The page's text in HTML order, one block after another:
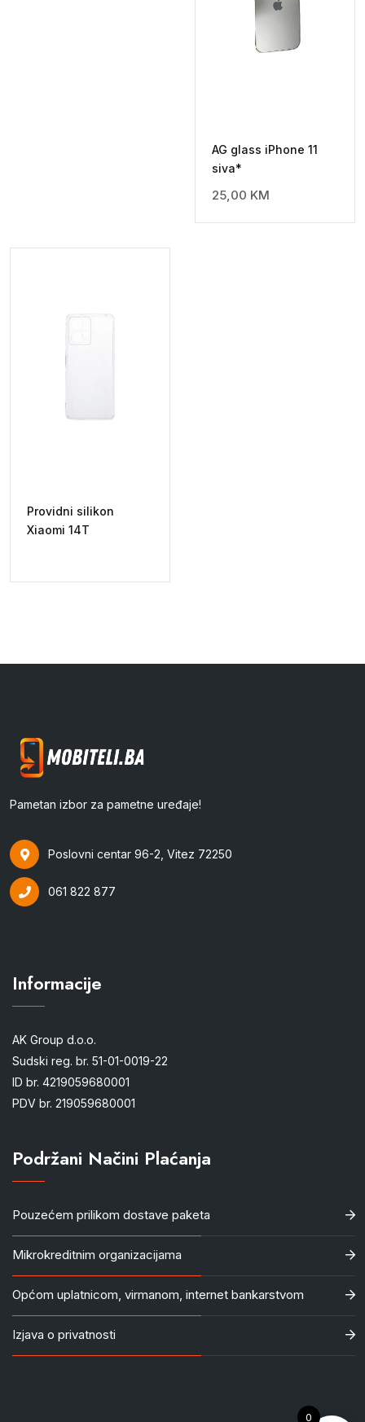
AG glass iPhone 11
siva*
25,00 KM
Providni silikon
Xiaomi 14T
Pametan izbor za pametne uređaje!
Poslovni centar 96-2, Vitez 72250
061 822 877
Informacije
AK Group d.o.o.
Sudski reg. br. 51-01-0019-22
ID br. 4219059680001
PDV br. 219059680001
Podržani Načini Plaćanja
Pouzećem prilikom dostave paketa
Mikrokreditnim organizacijama
Općom uplatnicom, virmanom, internet bankarstvom
Izjava o privatnosti
0